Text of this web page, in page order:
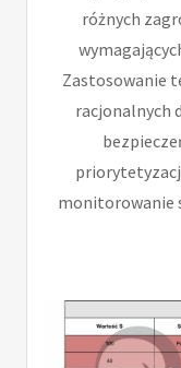
różnych
Zastosowanie
racjonalnych
monitorowanie